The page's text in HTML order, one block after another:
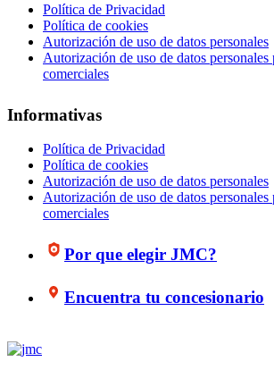
Política de Privacidad
Política de cookies
Autorización de uso de datos personales
Autorización de uso de datos personales
comerciales
Informativas
Política de Privacidad
Política de cookies
Autorización de uso de datos personales
Autorización de uso de datos personales
comerciales
Por que elegir JMC?
Encuentra tu concesionario